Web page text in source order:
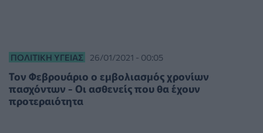
ΠΟΛΙΤΙΚΉ ΥΓΕΊΑΣ 26/01/2021 - 00:05
Τον Φεβρουάριο ο εμβολιασμός χρονίων
πασχόντων - Οι ασθενείς που θα έχουν
προτεραιότητα